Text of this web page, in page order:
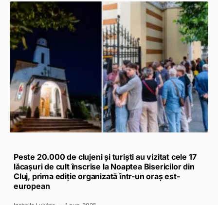
Peste 20.000 de clujeni și turiști au vizitat cele 17
lăcașuri de cult înscrise la Noaptea Bisericilor din
Cluj, prima ediție organizată într-un oraș est-
european